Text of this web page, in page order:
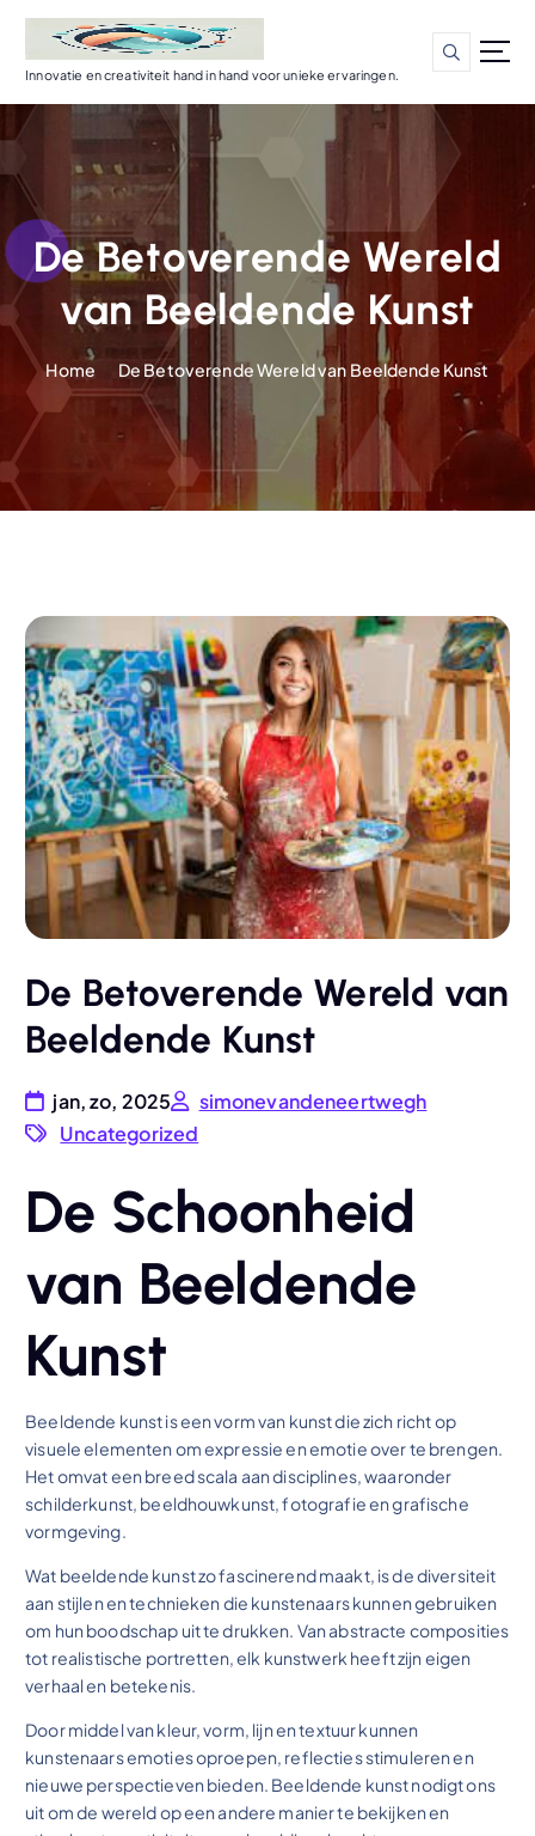
d
n
Innovatie en creativiteit hand in hand voor unieke ervaringen.
De Betoverende Wereld
van Beeldende Kunst
Home De Betoverende Wereld van Beeldende Kunst
De Betoverende Wereld van
Beeldende Kunst
jan, zo, 2025
simonevandeneertwegh
Uncategorized
De Schoonheid
van Beeldende
Kunst
Beeldende kunst is een vorm van kunst die zich richt op
visuele elementen om expressie en emotie over te brengen.
Het omvat een breed scala aan disciplines, waaronder
schilderkunst, beeldhouwkunst, fotografie en grafische
vormgeving.
Wat beeldende kunst zo fascinerend maakt, is de diversiteit
aan stijlen en technieken die kunstenaars kunnen gebruiken
om hun boodschap uit te drukken. Van abstracte composities
tot realistische portretten, elk kunstwerk heeft zijn eigen
verhaal en betekenis.
Door middel van kleur, vorm, lijn en textuur kunnen
kunstenaars emoties oproepen, reflecties stimuleren en
nieuwe perspectieven bieden. Beeldende kunst nodigt ons
uit om de wereld op een andere manier te bekijken en